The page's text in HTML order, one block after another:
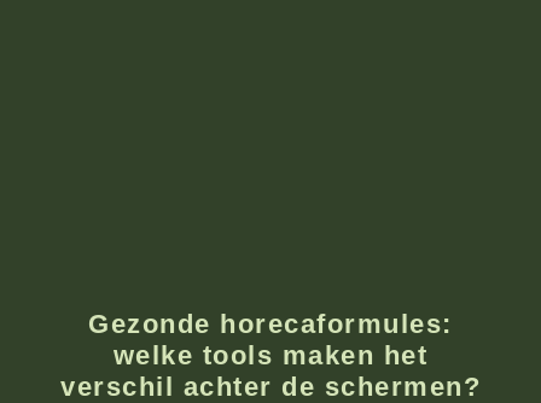
Gezonde horecaformules:
welke tools maken het
verschil achter de schermen?